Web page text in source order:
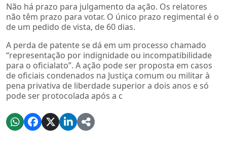
Não há prazo para julgamento da ação. Os relatores
não têm prazo para votar. O único prazo regimental é o
de um pedido de vista, de 60 dias.
A perda de patente se dá em um processo chamado
“representação por indignidade ou incompatibilidade
para o oficialato”. A ação pode ser proposta em casos
de oficiais condenados na Justiça comum ou militar à
pena privativa de liberdade superior a dois anos e só
pode ser protocolada após a c